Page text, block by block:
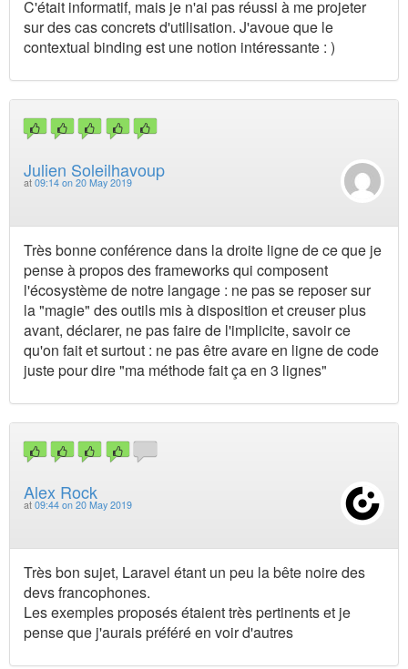
C'était informatif, mais je n'ai pas réussi à me projeter
sur des cas concrets d'utilisation. J'avoue que le
contextual binding est une notion intéressante : )
Julien Soleilhavoup
at 09:14 on 20 May 2019
Très bonne conférence dans la droite ligne de ce que je
pense à propos des frameworks qui composent
l'écosystème de notre langage : ne pas se reposer sur
la "magie" des outils mis à disposition et creuser plus
avant, déclarer, ne pas faire de l'implicite, savoir ce
qu'on fait et surtout : ne pas être avare en ligne de code
juste pour dire "ma méthode fait ça en 3 lignes"
Alex Rock
at 09:44 on 20 May 2019
Très bon sujet, Laravel étant un peu la bête noire des
devs francophones.
Les exemples proposés étaient très pertinents et je
pense que j'aurais préféré en voir d'autres